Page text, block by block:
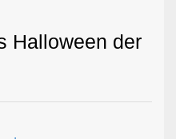
Halloween der